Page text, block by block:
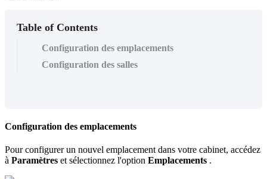
Table of Contents
Configuration des emplacements
Configuration des salles
Configuration des emplacements
Pour configurer un nouvel emplacement dans votre cabinet, accédez
à Paramètres et sélectionnez l'option Emplacements .